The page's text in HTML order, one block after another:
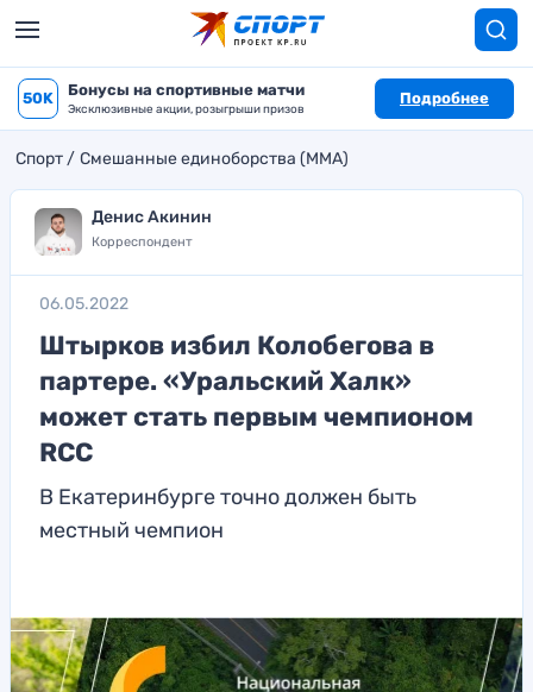
50K Бонусы на спортивные матчи
Эксклюзивные акции, розыгрыши призов
Подробнее
Спорт Смешанные единоборства (MMA)
Денис Акинин
Корреспондент
06.05.2022
Штырков избил Колобегова в
партере. «Уральский Халк»
может стать первым чемпионом
RCC
В Екатеринбурге точно должен быть
местный чемпион